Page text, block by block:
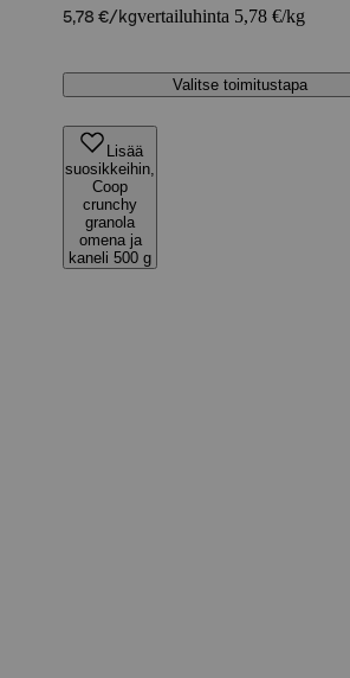
5,78 €/kgvertailuhinta 5,78 €/kg
Valitse toimitustapa
Lisää
suosikkeihin,
Coop
crunchy
granola
omena ja
kaneli 500 g